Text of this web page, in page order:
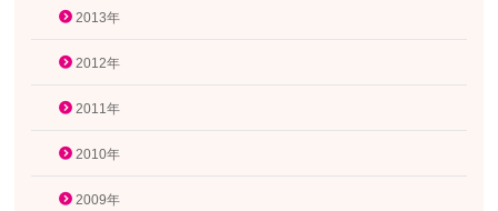
2013年
2012年
2011年
2010年
2009年